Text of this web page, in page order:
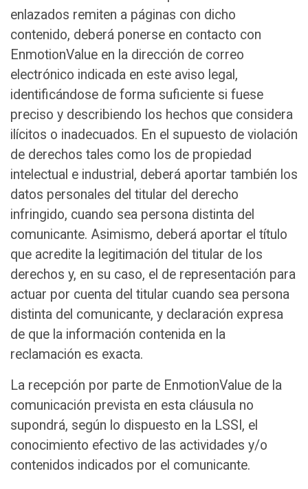
enlazados remiten a páginas con dicho
contenido, deberá ponerse en contacto con
EnmotionValue en la dirección de correo
electrónico indicada en este aviso legal,
identificándose de forma suficiente si fuese
preciso y describiendo los hechos que considera
ilícitos o inadecuados. En el supuesto de violación
de derechos tales como los de propiedad
intelectual e industrial, deberá aportar también los
datos personales del titular del derecho
infringido, cuando sea persona distinta del
comunicante. Asimismo, deberá aportar el título
que acredite la legitimación del titular de los
derechos y, en su caso, el de representación para
actuar por cuenta del titular cuando sea persona
distinta del comunicante, y declaración expresa
de que la información contenida en la
reclamación es exacta.
La recepción por parte de EnmotionValue de la
comunicación prevista en esta cláusula no
supondrá, según lo dispuesto en la LSSI, el
conocimiento efectivo de las actividades y/o
contenidos indicados por el comunicante.